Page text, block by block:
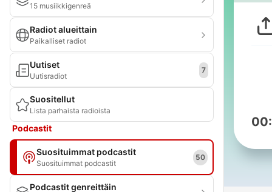
15 musiikkigenreä
Radiot alueittain
Paikalliset radiot
Uutiset
Uutisradiot
7
Suositellut
Lista parhaista radioista
Podcastit
Suosituimmat podcastit
Suosituimmat podcastit
50
Podcastit genreittäin